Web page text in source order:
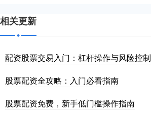
相关更新
配资股票交易入门：杠杆操作与风险控制
股票配资全攻略：入门必看指南
股票配资免费，新手低门槛操作指南